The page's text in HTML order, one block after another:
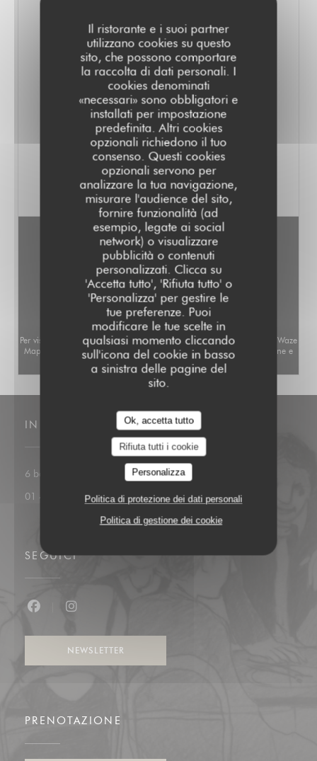
Il ristorante e i suoi partner
utilizzano cookies su questo
sito, che possono comportare
la raccolta di dati personali. I
cookies denominati
«necessari» sono obbligatori e
installati per impostazione
predefinita. Altri cookies
opzionali richiedono il tuo
consenso. Questi cookies
opzionali servono per
analizzare la tua navigazione,
misurare l'audience del sito,
fornire funzionalità (ad
esempio, legate ai social
network) o visualizzare
pubblicità o contenuti
personalizzati. Clicca su
'Accetta tutto', 'Rifiuta tutto' o
'Personalizza' per gestire le
tue preferenze. Puoi
modificare le tue scelte in
qualsiasi momento cliccando
sull'icona del cookie in basso
a sinistra delle pagine del
sito.
Ok, accetta tutto
Rifiuta tutti i cookie
Personalizza
Politica di protezione dei dati personali
Politica di gestione dei cookie
d'antiquariato, il nostro chef propone
una cucina di stagione e carta
autentica généreuse.La viene rivista
ogni mese ed è accompagnata da
una lista quotidiana. La nostra
selezione di vini eleganti e distinti nel
corso di mesi si evolve secondo i colpi
di cuore modelli ...
Si organizzano ancheeventi privati
professionali come cocktail o pasto sit-
down. La testa modella i menu degli
eventi con le stagioni.
VISITA IL SITO
Per visualizzare la mappa interattiva Waze, devi accettare i cookie di Waze
Map (Google). Questi cookie possono raccogliere dati di navigazione e
localizzazione.
Consenti
INDIRIZZO
6 boulevard du Général Leclerc 92200 Neuilly
01 47 45 24 57
SEGUICI
NEWSLETTER
PRENOTAZIONE